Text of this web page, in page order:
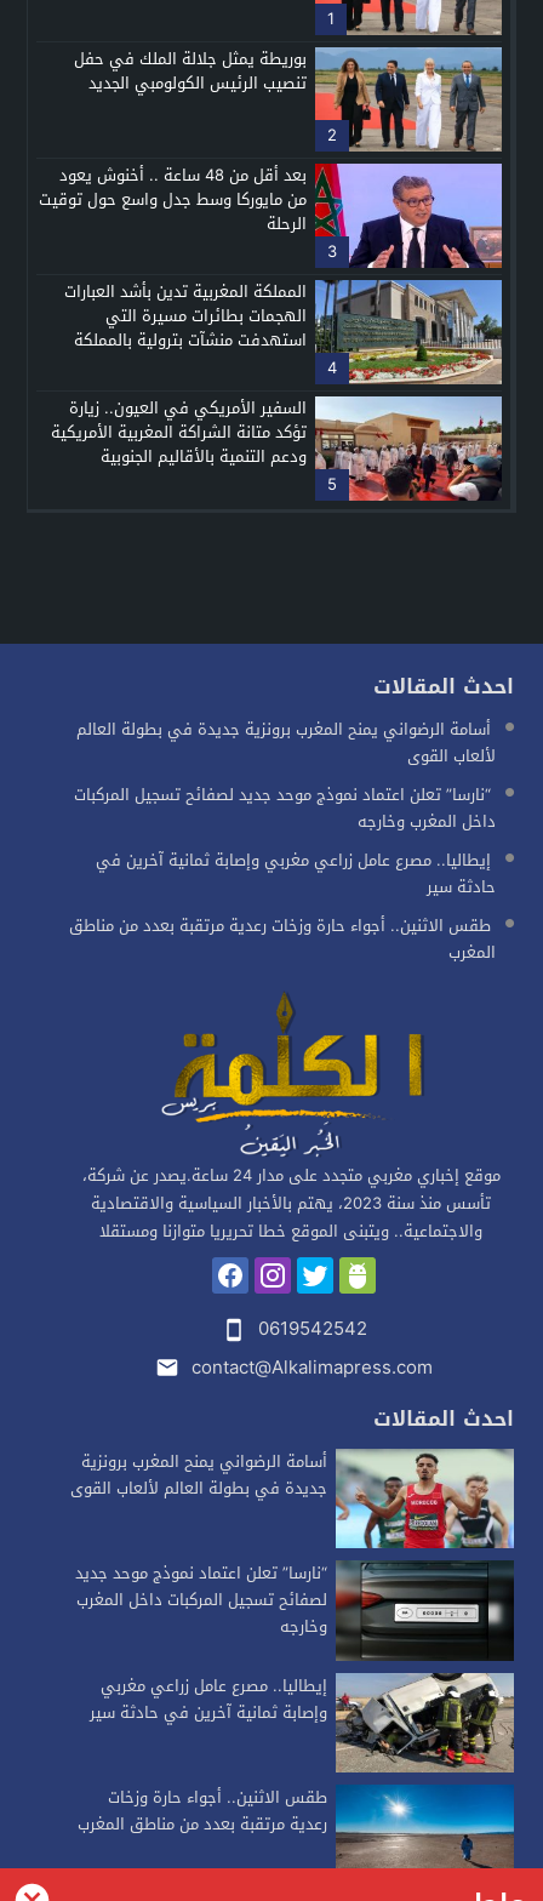
1
2
بوريطة يمثل جلالة الملك في حفل
تنصيب الرئيس الكولومبي الجديد
3
بعد أقل من 48 ساعة .. أخنوش يعود
من مايوركا وسط جدل واسع حول توقيت
الرحلة
4
المملكة المغربية تدين بأشد العبارات
الهجمات بطائرات مسيرة التي
استهدفت منشآت بترولية بالمملكة
5
السفير الأمريكي في العيون.. زيارة
تؤكد متانة الشراكة المغربية الأمريكية
ودعم التنمية بالأقاليم الجنوبية
احدث المقالات
أسامة الرضواني يمنح المغرب برونزية جديدة في بطولة العالم
لألعاب القوى
“نارسا” تعلن اعتماد نموذج موحد جديد لصفائح تسجيل المركبات
داخل المغرب وخارجه
إيطاليا.. مصرع عامل زراعي مغربي وإصابة ثمانية آخرين في
حادثة سير
طقس الاثنين.. أجواء حارة وزخات رعدية مرتقبة بعدد من مناطق
المغرب
موقع إخباري مغربي متجدد على مدار 24 ساعة.يصدر عن شركة،
تأسس منذ سنة 2023، يهتم بالأخبار السياسية والاقتصادية
والاجتماعية.. ويتبنى الموقع خطا تحريريا متوازنا ومستقلا
0619542542
contact@Alkalimapress.com
احدث المقالات
أسامة الرضواني يمنح المغرب برونزية
جديدة في بطولة العالم لألعاب القوى
“نارسا” تعلن اعتماد نموذج موحد جديد
لصفائح تسجيل المركبات داخل المغرب
وخارجه
إيطاليا.. مصرع عامل زراعي مغربي
وإصابة ثمانية آخرين في حادثة سير
طقس الاثنين.. أجواء حارة وزخات
رعدية مرتقبة بعدد من مناطق المغرب